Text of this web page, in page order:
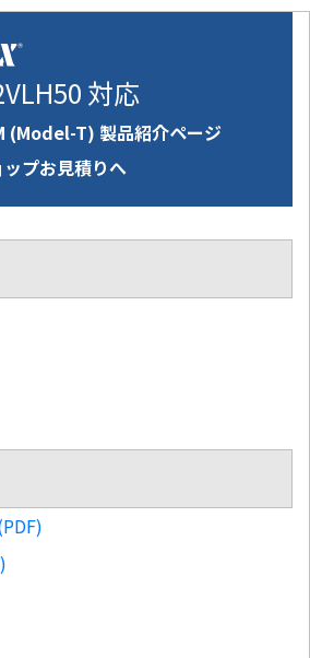
対応
(Model-T) 製品紹介ページ
プお見積りへ